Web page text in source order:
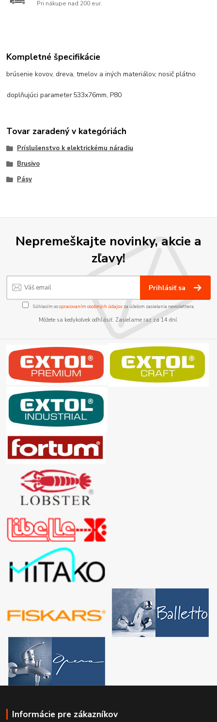
Pri nákupe nad 200 eur.
Kompletné špecifikácie
brúsenie kovov, dreva, tmelov a iných materiálov, nosič plátno
doplňujúci parameter533x76mm, P80
Tovar zaradený v kategóriách
Príslušenstvo k elektrickému náradiu
Brusivo
Pásy
Nepremeškajte novinky, akcie a
zľavy!
Prihlásiť sa
Súhlasím sospracovaním osobných údajov za účelom zasielania newslettera.
Môžete sa kedykoľvek odhlásiť. Zasielame raz za 14 dní.
Informácie pre zákazníkov